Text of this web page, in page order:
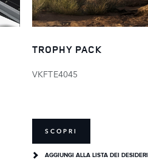
TROPHY PACK
VKFTE4045
SCOPRI
AGGIUNGI ALLA LISTA DEI DESIDERI